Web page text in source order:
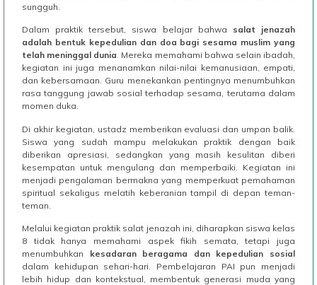
sungguh.
Dalam praktik tersebut, siswa belajar bahwa salat jenazah
adalah bentuk kepedulian dan doa bagi sesama muslim yang
telah meninggal dunia. Mereka memahami bahwa selain ibadah,
kegiatan ini juga menanamkan nilai-nilai kemanusiaan, empati,
dan kebersamaan. Guru menekankan pentingnya menumbuhkan
rasa tanggung jawab sosial terhadap sesama, terutama dalam
momen duka.
Di akhir kegiatan, ustadz memberikan evaluasi dan umpan balik.
Siswa yang sudah mampu melakukan praktik dengan baik
diberikan apresiasi, sedangkan yang masih kesulitan diberi
kesempatan untuk mengulang dan memperbaiki. Kegiatan ini
menjadi pengalaman bermakna yang memperkuat pemahaman
spiritual sekaligus melatih keberanian tampil di depan teman-
teman.
Melalui kegiatan praktik salat jenazah ini, diharapkan siswa kelas
8 tidak hanya memahami aspek fikih semata, tetapi juga
menumbuhkan kesadaran beragama dan kepedulian sosial
dalam kehidupan sehari-hari. Pembelajaran PAI pun menjadi
lebih hidup dan kontekstual, membentuk generasi muda yang